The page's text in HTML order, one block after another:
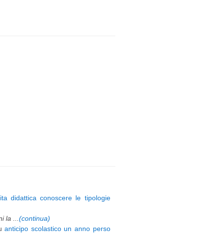
didattica conoscere le tipologie
la ... (continua)
anticipo scolastico un anno perso